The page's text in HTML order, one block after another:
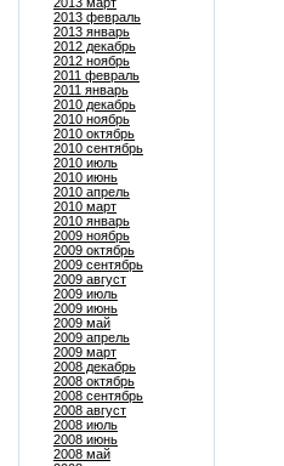
2013 февраль
2013 январь
2012 декабрь
2012 ноябрь
2011 февраль
2011 январь
2010 декабрь
2010 ноябрь
2010 октябрь
2010 сентябрь
2010 июль
2010 июнь
2010 апрель
2010 март
2010 январь
2009 ноябрь
2009 октябрь
2009 сентябрь
2009 август
2009 июль
2009 июнь
2009 май
2009 апрель
2009 март
2008 декабрь
2008 октябрь
2008 сентябрь
2008 август
2008 июль
2008 июнь
2008 май